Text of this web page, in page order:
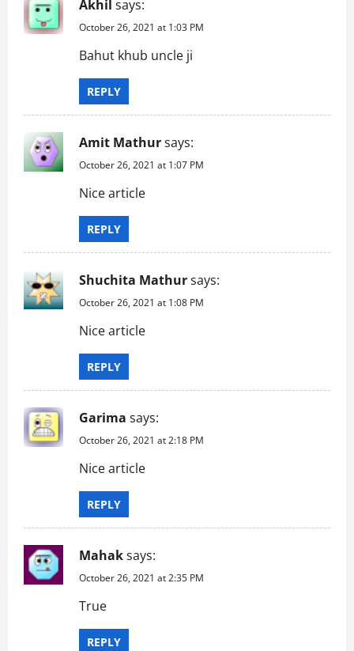
Akhil says:
October 26, 2021 at 1:03 PM
Bahut khub uncle ji
REPLY
Amit Mathursays:
October 26, 2021 at 1:07 PM
Nice article
REPLY
Shuchita Mathursays:
October 26, 2021 at 1:08 PM
Nice article
REPLY
Garima says:
October 26, 2021 at 2:18 PM
Nice article
REPLY
Mahaksays:
October 26, 2021 at 2:35 PM
True
REPLY